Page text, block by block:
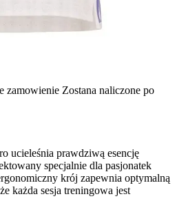
zamowienie Zostana naliczone po
ucieleśnia prawdziwą esencję
specjalnie dla pasjonatek
krój zapewnia optymalną
każda sesja treningowa jest